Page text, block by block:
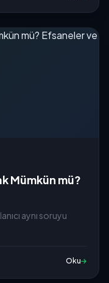
Mümkün mü?
aynı soruyu
Oku